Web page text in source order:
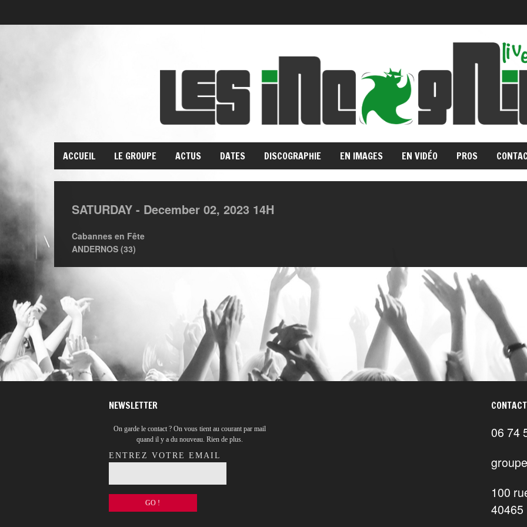
ACCUEIL LE GROUPE ACTUS DATES DISCOGRAPHIE EN IMAGES EN VIDÉO PROS
SATURDAY - December 02, 2023 14H
Cabannes en Fête
ANDERNOS (33)
NEWSLETTER
On garde le contact ? On vous tient au courant par mail
quand il y a du nouveau. Rien de plus.
ENTREZ VOTRE EMAIL
CONTACT
06 74
100
40465